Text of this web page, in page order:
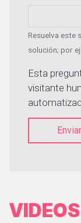
Resuelva este
solución; por
Esta
visitante
Enviar
VIDEOS